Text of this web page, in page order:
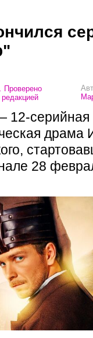
Проверено
редакцией
12-серийная
драма
28